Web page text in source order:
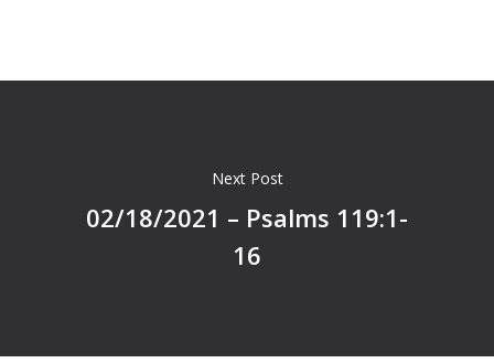
Next Post
02/18/2021 – Psalms 119:1-
16